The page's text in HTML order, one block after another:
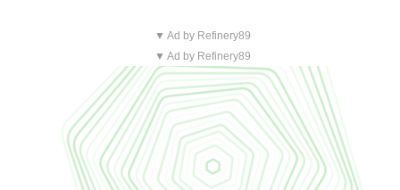
▼ Ad by Refinery89
▼ Ad by Refinery89